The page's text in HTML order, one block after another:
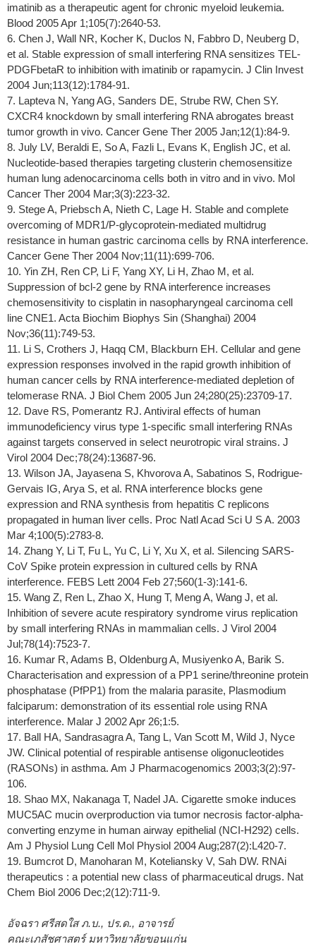
imatinib as a therapeutic agent for chronic myeloid leukemia.
Blood 2005 Apr 1;105(7):2640-53.
6. Chen J, Wall NR, Kocher K, Duclos N, Fabbro D, Neuberg D,
et al. Stable expression of small interfering RNA sensitizes TEL-
PDGFbetaR to inhibition with imatinib or rapamycin. J Clin Invest
2004 Jun;113(12):1784-91.
7. Lapteva N, Yang AG, Sanders DE, Strube RW, Chen SY.
CXCR4 knockdown by small interfering RNA abrogates breast
tumor growth in vivo. Cancer Gene Ther 2005 Jan;12(1):84-9.
8. July LV, Beraldi E, So A, Fazli L, Evans K, English JC, et al.
Nucleotide-based therapies targeting clusterin chemosensitize
human lung adenocarcinoma cells both in vitro and in vivo. Mol
Cancer Ther 2004 Mar;3(3):223-32.
9. Stege A, Priebsch A, Nieth C, Lage H. Stable and complete
overcoming of MDR1/P-glycoprotein-mediated multidrug
resistance in human gastric carcinoma cells by RNA interference.
Cancer Gene Ther 2004 Nov;11(11):699-706.
10. Yin ZH, Ren CP, Li F, Yang XY, Li H, Zhao M, et al.
Suppression of bcl-2 gene by RNA interference increases
chemosensitivity to cisplatin in nasopharyngeal carcinoma cell
line CNE1. Acta Biochim Biophys Sin (Shanghai) 2004
Nov;36(11):749-53.
11. Li S, Crothers J, Haqq CM, Blackburn EH. Cellular and gene
expression responses involved in the rapid growth inhibition of
human cancer cells by RNA interference-mediated depletion of
telomerase RNA. J Biol Chem 2005 Jun 24;280(25):23709-17.
12. Dave RS, Pomerantz RJ. Antiviral effects of human
immunodeficiency virus type 1-specific small interfering RNAs
against targets conserved in select neurotropic viral strains. J
Virol 2004 Dec;78(24):13687-96.
13. Wilson JA, Jayasena S, Khvorova A, Sabatinos S, Rodrigue-
Gervais IG, Arya S, et al. RNA interference blocks gene
expression and RNA synthesis from hepatitis C replicons
propagated in human liver cells. Proc Natl Acad Sci U S A. 2003
Mar 4;100(5):2783-8.
14. Zhang Y, Li T, Fu L, Yu C, Li Y, Xu X, et al. Silencing SARS-
CoV Spike protein expression in cultured cells by RNA
interference. FEBS Lett 2004 Feb 27;560(1-3):141-6.
15. Wang Z, Ren L, Zhao X, Hung T, Meng A, Wang J, et al.
Inhibition of severe acute respiratory syndrome virus replication
by small interfering RNAs in mammalian cells. J Virol 2004
Jul;78(14):7523-7.
16. Kumar R, Adams B, Oldenburg A, Musiyenko A, Barik S.
Characterisation and expression of a PP1 serine/threonine protein
phosphatase (PfPP1) from the malaria parasite, Plasmodium
falciparum: demonstration of its essential role using RNA
interference. Malar J 2002 Apr 26;1:5.
17. Ball HA, Sandrasagra A, Tang L, Van Scott M, Wild J, Nyce
JW. Clinical potential of respirable antisense oligonucleotides
(RASONs) in asthma. Am J Pharmacogenomics 2003;3(2):97-
106.
18. Shao MX, Nakanaga T, Nadel JA. Cigarette smoke induces
MUC5AC mucin overproduction via tumor necrosis factor-alpha-
converting enzyme in human airway epithelial (NCI-H292) cells.
Am J Physiol Lung Cell Mol Physiol 2004 Aug;287(2):L420-7.
19. Bumcrot D, Manoharan M, Koteliansky V, Sah DW. RNAi
therapeutics : a potential new class of pharmaceutical drugs. Nat
Chem Biol 2006 Dec;2(12):711-9.
อัจฉรา ศรีสดใส ภ.บ., ปร.ด., อาจารย์
คณะเภสัชศาสตร์ มหาวิทยาลัยขอนแก่น